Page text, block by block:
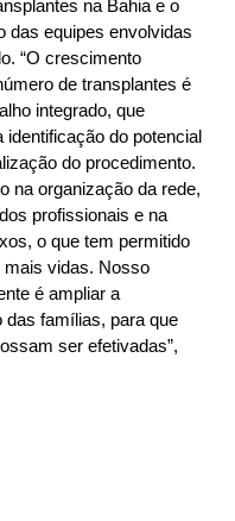
na Bahia e o
das equipes envolvidas
“O crescimento
de transplantes é
integrado, que
identificação do potencial
do procedimento.
na organização da rede,
profissionais e na
o que tem permitido
vidas. Nosso
é ampliar a
das famílias, para que
ser efetivadas”,